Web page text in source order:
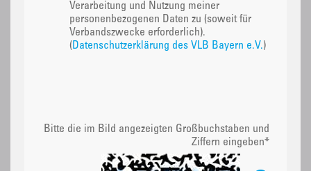
Verarbeitung und Nutzung meiner
personenbezogenen Daten zu (soweit für
Verbandszwecke erforderlich).
(Datenschutzerklärung des VLB Bayern e.V.)
Bitte die im Bild angezeigten Großbuchstaben und
Ziffern eingeben*